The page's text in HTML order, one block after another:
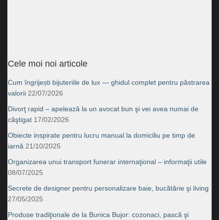
Cele moi noi articole
Cum îngrijești bijuteriile de lux — ghidul complet pentru păstrarea
valorii 22/07/2026
Divorţ rapid – apelează la un avocat bun şi vei avea numai de
câştigat 17/02/2026
Obiecte inspirate pentru lucru manual la domiciliu pe timp de
iarnă 21/10/2025
Organizarea unui transport funerar internaţional – informaţii utile
08/07/2025
Secrete de designer pentru personalizare baie, bucătărie şi living
27/05/2025
Produse tradiţionale de la Bunica Bujor: cozonaci, pască şi